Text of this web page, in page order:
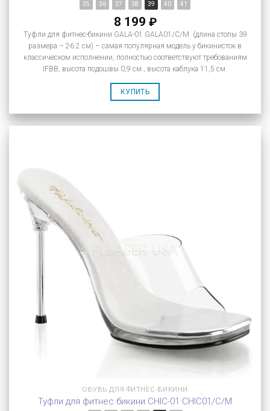
35 36 37 38 39 40 41
8 199 ₽
Туфли для фитнес-бикини GALA-01 GALA01/C/M (длина стопы 39
размера – 26.2 см) – самая популярная модель у бикинисток в
классическом исполнении, полностью соответствуют требованиям
IFBB, высота подошвы 0,9 см., высота каблука 11,5 см.
КУПИТЬ
ОБУВЬ ДЛЯ ФИТНЕС-БИКИНИ
Туфли для фитнес бикини CHIC-01 CHIC01/C/M